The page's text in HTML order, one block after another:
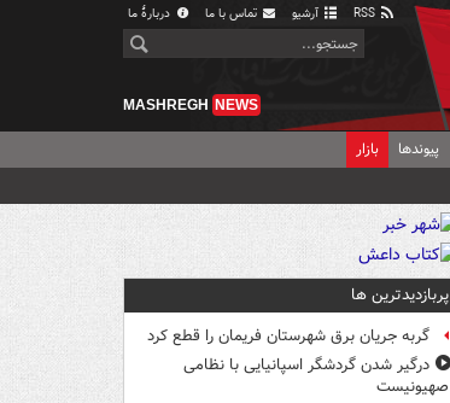
آرشیو تماس با ما دربارهٔ ما
MASHREGH NEWS
پیوندها بازار
پربازدیدترین ها
گربه جریان برق شهرستان فریمان را قطع کرد
درگیر شدن گردشگر اسپانیایی با نظامی
صهیونیست